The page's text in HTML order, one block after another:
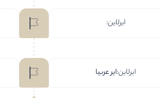
ایرلاین:
ایرلاین:ایر عربیا